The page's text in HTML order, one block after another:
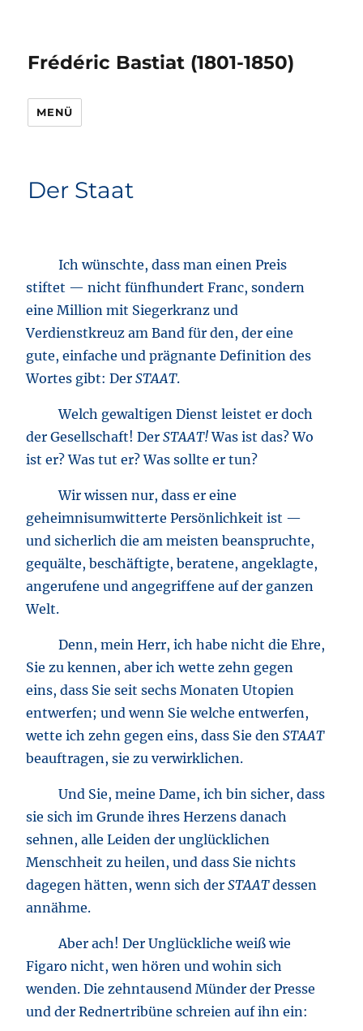
Frédéric Bastiat (1801-1850)
MENÜ
Der Staat
Ich wünschte, dass man einen Preis
stiftet — nicht fünfhundert Franc, sondern
eine Million mit Siegerkranz und
Verdienstkreuz am Band für den, der eine
gute, einfache und prägnante Definition des
Wortes gibt: Der STAAT.
Welch gewaltigen Dienst leistet er doch
der Gesellschaft! Der STAAT!Was ist das? Wo
ist er? Was tut er? Was sollte er tun?
Wir wissen nur, dass er eine
geheimnisumwitterte Persönlichkeit ist —
und sicherlich die am meisten beanspruchte,
gequälte, beschäftigte, beratene, angeklagte,
angerufene und angegriffene auf der ganzen
Welt.
Denn, mein Herr, ich habe nicht die Ehre,
Sie zu kennen, aber ich wette zehn gegen
eins, dass Sie seit sechs Monaten Utopien
entwerfen; und wenn Sie welche entwerfen,
wette ich zehn gegen eins, dass Sie den STAAT
beauftragen, sie zu verwirklichen.
Und Sie, meine Dame, ich bin sicher, dass
sie sich im Grunde ihres Herzens danach
sehnen, alle Leiden der unglücklichen
Menschheit zu heilen, und dass Sie nichts
dagegen hätten, wenn sich der STAATdessen
annähme.
Aber ach! Der Unglückliche weiß wie
Figaro nicht, wen hören und wohin sich
wenden. Die zehntausend Münder der Presse
und der Rednertribüne schreien auf ihn ein: